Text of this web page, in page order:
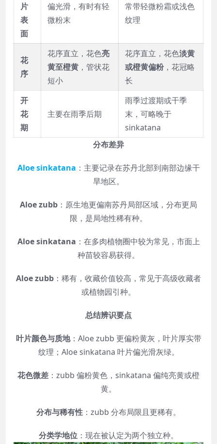
片
表
面
偏光滑，有时有轻
微粉末
常带轻微粉霜或浅色
纹理
花
序
花序直立，花色亮
黄至橙黄 ，管状花
短小
花序直立，花色淡黄
或橙黄偏粉，花冠略
长
开
花
期
主要在雨季后期
雨季过渡期或干季
末，可略晚于
sinkatana
分布差异
Aloe sinkatana ：主要记录在苏丹北部到南部边缘干
旱地区。
Aloe zubb ：原生地更偏南苏丹局部区域，分布更局
限，是局地性稀有种。
Aloe sinkatana ：在多肉植物圈中较为常见，市面上
种苗较容易获得。
Aloe zubb ：稀有，收藏价值较高，常见于高级收藏者
或植物园引种。
总结辨识要点
叶片颜色与质地：Aloe zubb 更偏粉黄灰，叶片厚实带
纹理；Aloe sinkatana 叶片偏光滑灰绿。
花色微差 ：zubb 偏粉黄色，sinkatana 偏纯亮黄或橙
黄。
分布与稀有性 ：zubb 分布局限且更稀有。
分类学地位 ：现在被认定为两个独立种。